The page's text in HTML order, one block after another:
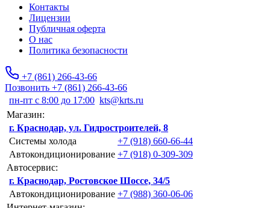
Контакты
Лицензии
Публичная оферта
О нас
Политика безопасности
+7 (861) 266-43-66
Позвонить +7 (861) 266-43-66
пн-пт с 8:00 до 17:00 kts@krts.ru
Магазин:
г. Краснодар, ул. Гидростроителей, 8
Системы холода
+7 (918) 660-66-44
Автокондиционирование +7 (918) 0-309-309
Автосервис:
г. Краснодар, Ростовское Шоссе, 34/5
Автокондиционирование +7 (988) 360-06-06